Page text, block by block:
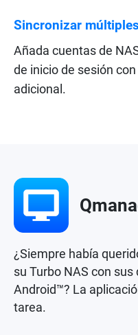
Sincronizar
Añada cuentas de
de inicio de sesión
adicional.
¿Siempre había
su Turbo NAS con
Android™? La
tarea.